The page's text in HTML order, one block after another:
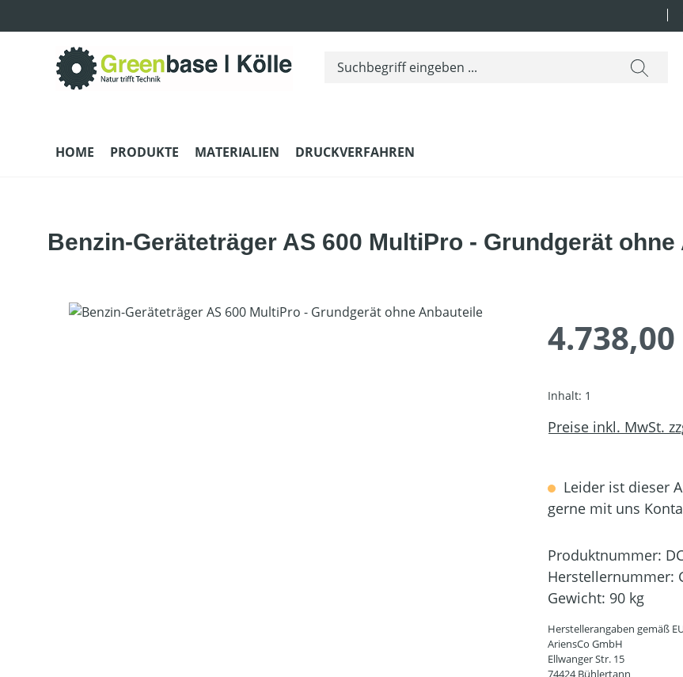
HOME PRODUKTE MATERIALIEN DRUCKVERFAHREN
Benzin-Geräteträger AS 600 MultiPro - Grundgerät
Bildergalerie überspringen
Inhalt: 1
Preise inkl. MwSt.
Leider ist dieser
gerne mit uns
Produktnummer:
Herstellernummer:
Gewicht: 90 kg
Herstellerangaben gemäß
AriensCo GmbH
Ellwanger Str. 15
74424 Bühlertann